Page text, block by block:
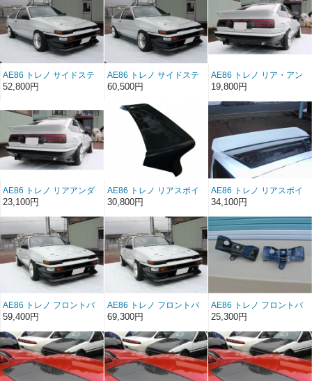
AE86 トレノ サイドステ
ップ FRP (前/後期）（左
52,800円
AE86 トレノ サイドステ
ップ ソフトFRP（前/後
60,500円
AE86 トレノ リア・アン
ダースポイラー FRP（後
19,800円
AE86 トレノ リアアンダ
ースポイラー ソフト
FRP（後期）
23,100円
AE86 トレノ リアスポイ
ラーType1 FRP（3ドア）
（前/後期）
30,800円
AE86 トレノ リアスポイ
ラーType2 FRP（3ドア）
（前/後期）
34,100円
AE86 トレノ フロントバ
ンパースポイラー
59,400円
AE86 トレノ フロントバ
ンパースポイラー ソフト
69,300円
AE86 トレノ フロントバ
ンパーステーFRP（左右
25,300円